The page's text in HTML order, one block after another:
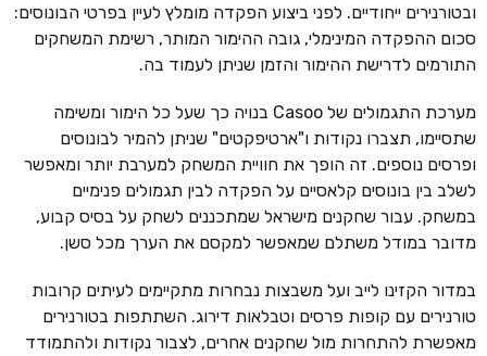
ובטורנירים ייחודיים. לפני ביצוע הפקדה מומלץ לעיין בפרטי הבונוסים:
סכום ההפקדה המינימלי, גובה ההימור המותר, רשימת המשחקים
התורמים לדרישת ההימור והזמן שניתן לעמוד בה.
מערכת התגמולים של Casoo בנויה כך שעל כל הימור ומשימה
שתסיימו, תצברו נקודות ו"ארטיפקטים" שניתן להמיר לבונוסים
ופרסים נוספים. זה הופך את חוויית המשחק למערבת יותר ומאפשר
לשלב בין בונוסים קלאסיים על הפקדה לבין תגמולים פנימיים
במשחק. עבור שחקנים מישראל שמתכננים לשחק על בסיס קבוע,
מדובר במודל משתלם שמאפשר למקסם את הערך מכל סשן.
במדור הקזינו לייב ועל משבצות נבחרות מתקיימים לעיתים קרובות
טורנירים עם קופות פרסים וטבלאות דירוג. השתתפות בטורנירים
מאפשרת להתחרות מול שחקנים אחרים, לצבור נקודות ולהתמודד